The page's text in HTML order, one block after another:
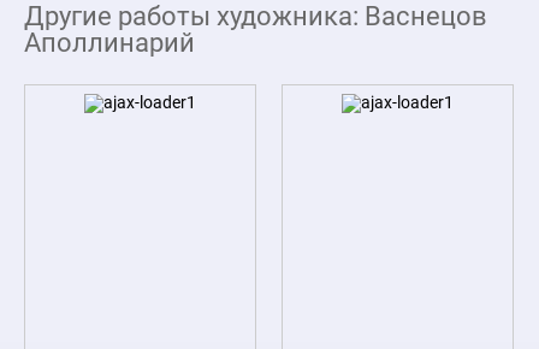
Другие работы художника: Васнецов
Аполлинарий